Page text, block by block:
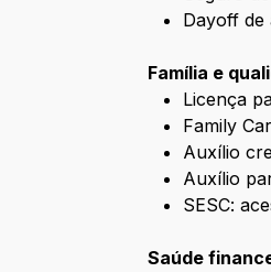
Dayoff de
Família e
Licença
Family
Auxílio
Auxílio
SESC:
Saúde